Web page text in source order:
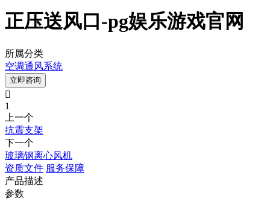
正压送风口-pg娱乐游戏官网
所属分类
空调通风系统
立即咨询

1
上一个
抗震支架
下一个
玻璃钢离心风机
资质文件 服务保障
产品描述
参数